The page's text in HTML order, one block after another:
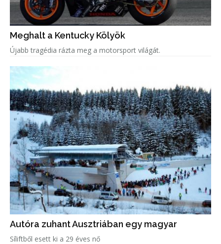
Meghalt a Kentucky Kölyök
Újabb tragédia rázta meg a motorsport világát.
Autóra zuhant Ausztriában egy magyar
Síliftből esett ki a 29 éves nő